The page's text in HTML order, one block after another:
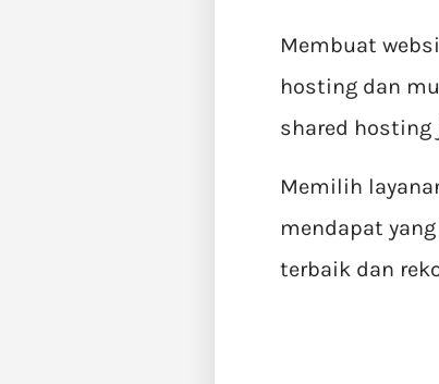
Membuat
hosting dan
shared hosting
Memilih
mendapat
terbaik dan